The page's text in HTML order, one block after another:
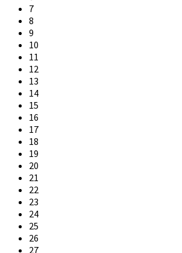
7
8
9
10
11
12
13
14
15
16
17
18
19
20
21
22
23
24
25
26
27